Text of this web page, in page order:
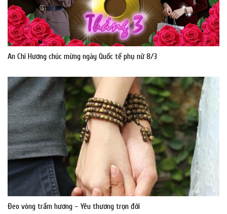
An Chi Hương chúc mừng ngày Quốc tế phụ nữ 8/3
Đeo vòng trầm hương – Yêu thương trọn đời